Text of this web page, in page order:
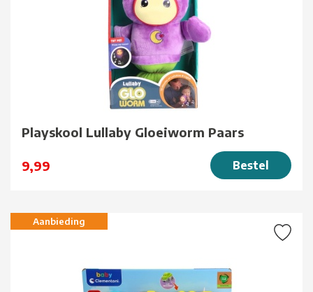
Playskool Lullaby Gloeiworm Paars
9,99 Bestel
Aanbieding